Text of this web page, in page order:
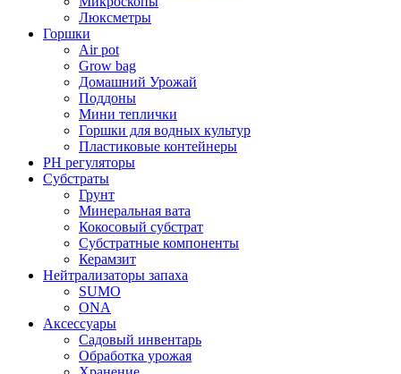
Люксметры
Горшки
Air pot
Grow bag
Домашний Урожай
Поддоны
Мини теплички
Горшки для водных культур
Пластиковые контейнеры
PH регуляторы
Субстраты
Грунт
Минеральная вата
Кокосовый субстрат
Субстратные компоненты
Керамзит
Нейтрализаторы запаха
SUMO
ONA
Аксессуары
Садовый инвентарь
Обработка урожая